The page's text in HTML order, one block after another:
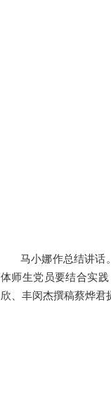
马小娜作总结讲话
体师生党员要结合实践
欣、 丰闵杰撰稿蔡烨君